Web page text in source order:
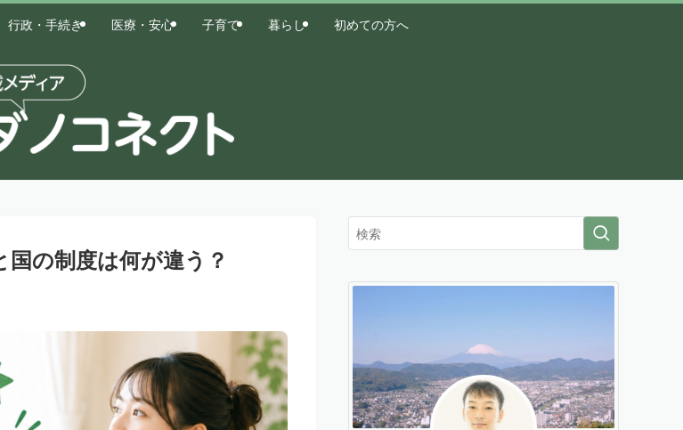
行政・手続き 医療・安心 子育て 暮らし 初めての方へ
国の制度は何が違う？